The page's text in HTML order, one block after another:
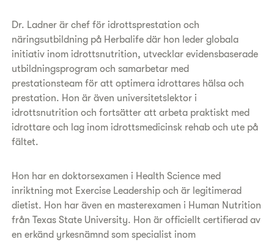
Dr. Ladner är chef för idrottsprestation och
näringsutbildning på Herbalife där hon leder globala
initiativ inom idrottsnutrition, utvecklar evidensbaserade
utbildningsprogram och samarbetar med
prestationsteam för att optimera idrottares hälsa och
prestation. Hon är även universitetslektor i
idrottsnutrition och fortsätter att arbeta praktiskt med
idrottare och lag inom idrottsmedicinsk rehab och ute på
fältet.
Hon har en doktorsexamen i Health Science med
inriktning mot Exercise Leadership och är legitimerad
dietist. Hon har även en masterexamen i Human Nutrition
från Texas State University. Hon är officiellt certifierad av
en erkänd yrkesnämnd som specialist inom